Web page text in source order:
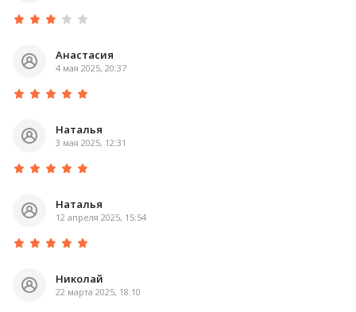
Анастасия
4 мая 2025, 20:37
Наталья
3 мая 2025, 12:31
Наталья
12 апреля 2025, 15:54
Николай
22 марта 2025, 18:10